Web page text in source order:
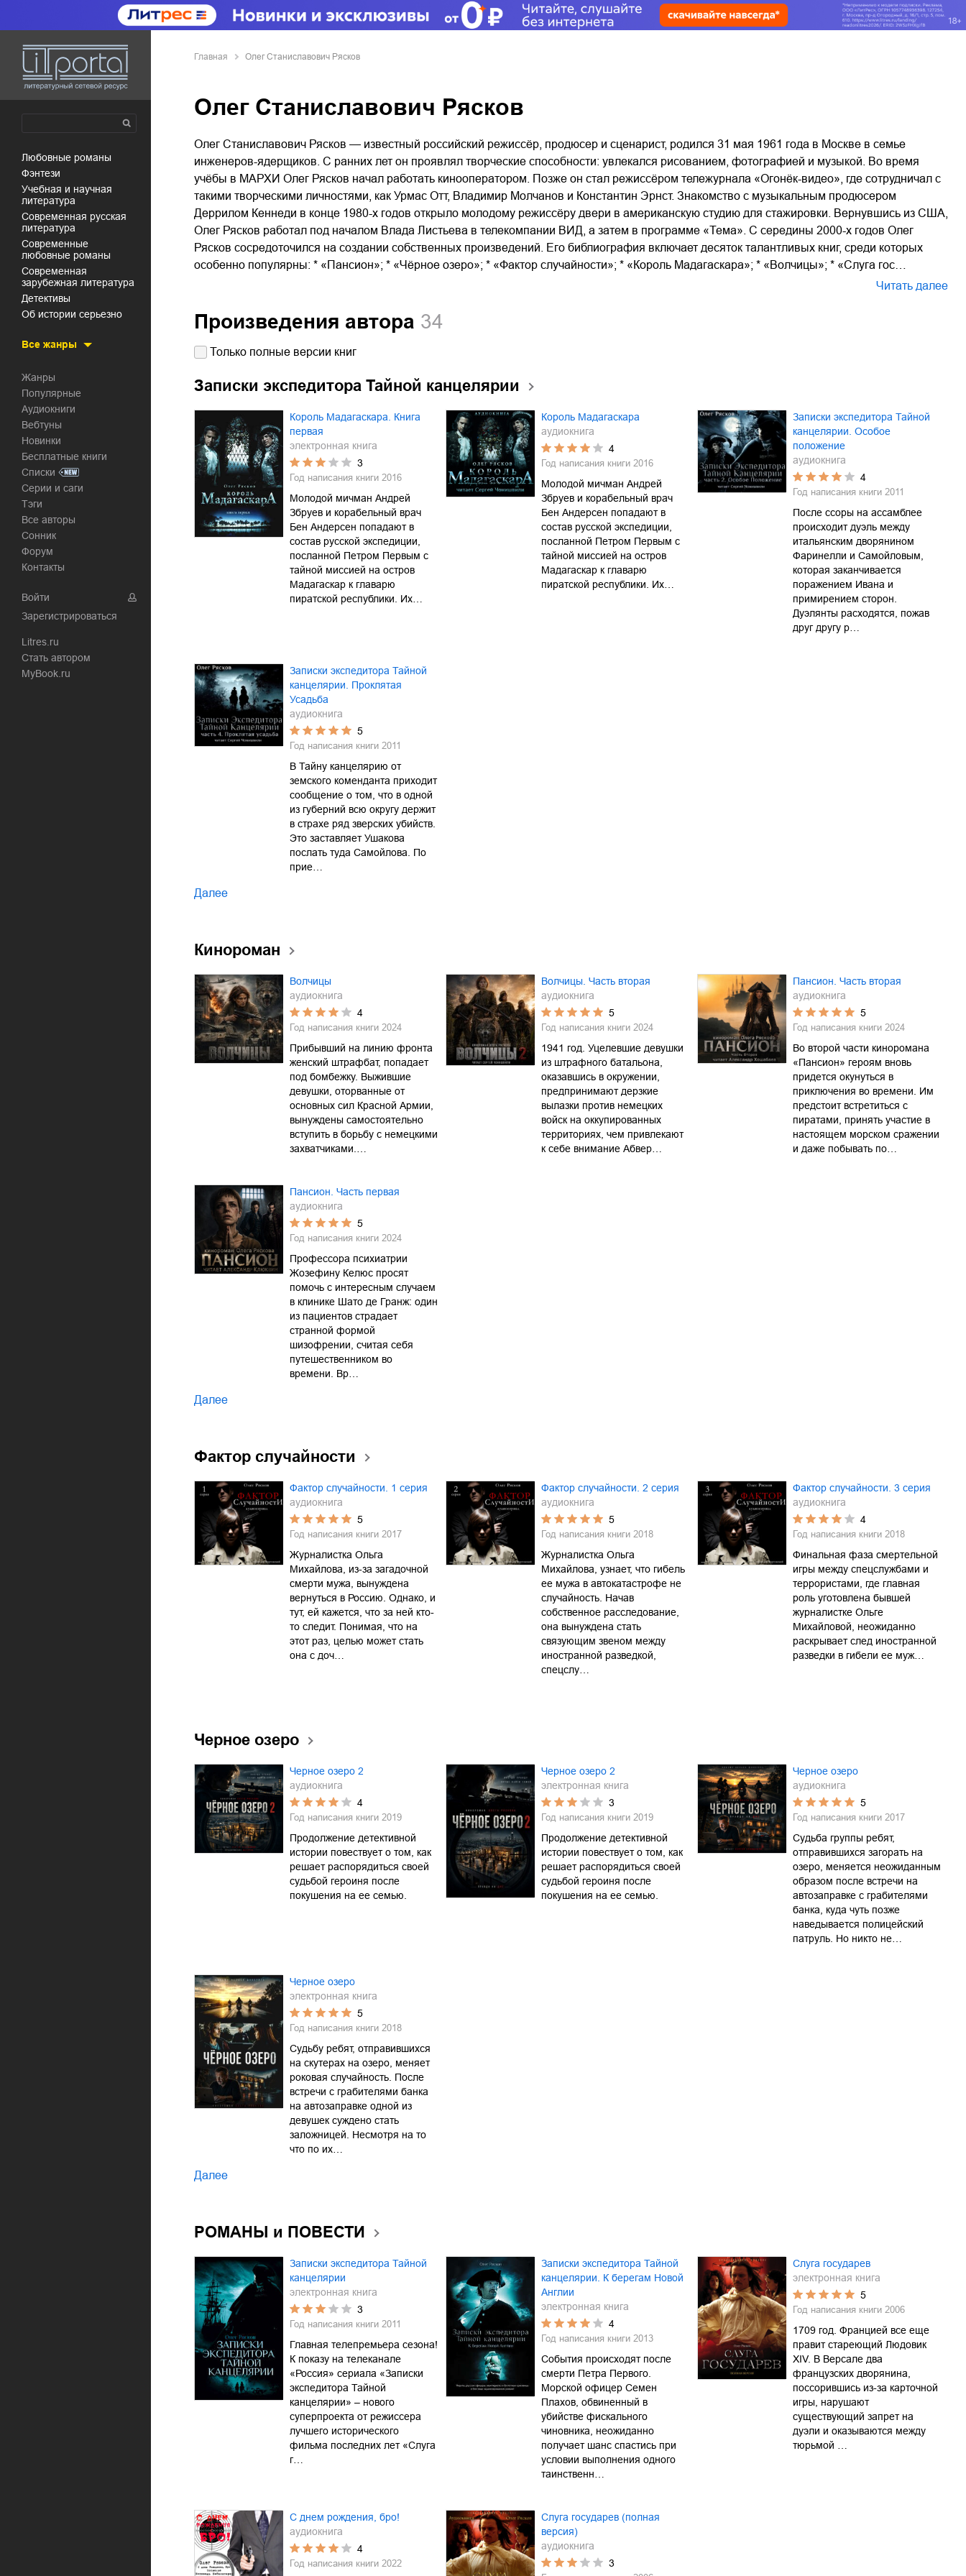
любовные романы
фэнтези
учебная и научная
литература
современная русская
литература
современные
любовные романы
современная
зарубежная литература
детективы
об истории серьезно
Все жанры
Жанры
Популярные
Аудиокниги
Вебтуны
Новинки
Бесплатные книги
Списки
Серии и саги
Тэги
Все авторы
Сонник
Форум
Контакты
Войти
Зарегистрироваться
Litres.ru
Стать автором
MyBook.ru
Главная Олег Станиславович Рясков
Олег Станиславович Рясков
Олег Станиславович Рясков — известный российский режиссёр, продюсер и сценарист, родился 31 мая 1961 года в Москве в семье
инженеров-ядерщиков. С ранних лет он проявлял творческие способности: увлекался рисованием, фотографией и музыкой. Во время
учёбы в МАРХИ Олег Рясков начал работать кинооператором. Позже он стал режиссёром тележурнала «Огонёк-видео», где сотрудничал с
такими творческими личностями, как Урмас Отт, Владимир Молчанов и Константин Эрнст. Знакомство с музыкальным продюсером
Деррилом Кеннеди в конце 1980-х годов открыло молодому режиссёру двери в американскую студию для стажировки. Вернувшись из США,
Олег Рясков работал под началом Влада Листьева в телекомпании ВИД, а затем в программе «Тема». С середины 2000-х годов Олег
Рясков сосредоточился на создании собственных произведений. Его библиография включает десяток талантливых книг, среди которых
особенно популярны: * «Пансион»; * «Чёрное озеро»; * «Фактор случайности»; * «Король Мадагаскара»; * «Волчицы»; * «Слуга гос…
Читать далее
Произведения автора 34
Только полные версии книг
Записки экспедитора Тайной канцелярии
Король Мадагаскара. Книга
первая
электронная книга
3
Год написания книги 2016
Молодой мичман Андрей
Збруев и корабельный врач
Бен Андерсен попадают в
состав русской экспедиции,
посланной Петром Первым с
тайной миссией на остров
Мадагаскар к главарю
пиратской республики. Их…
Король Мадагаскара
аудиокнига
4
Год написания книги 2016
Молодой мичман Андрей
Збруев и корабельный врач
Бен Андерсен попадают в
состав русской экспедиции,
посланной Петром Первым с
тайной миссией на остров
Мадагаскар к главарю
пиратской республики. Их…
Записки экспедитора Тайной
канцелярии. Особое
положение
аудиокнига
4
Год написания книги 2011
После ссоры на ассамблее
происходит дуэль между
итальянским дворянином
Фаринелли и Самойловым,
которая заканчивается
поражением Ивана и
примирением сторон.
Дуэлянты расходятся, пожав
друг другу р…
Записки экспедитора Тайной
канцелярии. Проклятая
Усадьба
аудиокнига
5
Год написания книги 2011
В Тайну канцелярию от
земского коменданта приходит
сообщение о том, что в одной
из губерний всю округу держит
в страхе ряд зверских убийств.
Это заставляет Ушакова
послать туда Самойлова. По
прие…
Далее
Кинороман
Волчицы
аудиокнига
4
Год написания книги 2024
Прибывший на линию фронта
женский штрафбат, попадает
под бомбежку. Выжившие
девушки, оторванные от
основных сил Красной Армии,
вынуждены самостоятельно
вступить в борьбу с немецкими
захватчиками.…
Волчицы. Часть вторая
аудиокнига
5
Год написания книги 2024
1941 год. Уцелевшие девушки
из штрафного батальона,
оказавшись в окружении,
предпринимают дерзкие
вылазки против немецких
войск на оккупированных
территориях, чем привлекают
к себе внимание Абвер…
Пансион. Часть вторая
аудиокнига
5
Год написания книги 2024
Во второй части киноромана
«Пансион» героям вновь
придется окунуться в
приключения во времени. Им
предстоит встретиться с
пиратами, принять участие в
настоящем морском сражении
и даже побывать по…
Пансион. Часть первая
аудиокнига
5
Год написания книги 2024
Профессора психиатрии
Жозефину Келюс просят
помочь с интересным случаем
в клинике Шато де Гранж: один
из пациентов страдает
странной формой
шизофрении, считая себя
путешественником во
времени. Вр…
Далее
Фактор случайности
Фактор случайности. 1 серия
аудиокнига
5
Год написания книги 2017
Журналистка Ольга
Михайлова, из-за загадочной
смерти мужа, вынуждена
вернуться в Россию. Однако, и
тут, ей кажется, что за ней кто-
то следит. Понимая, что на
этот раз, целью может стать
она с доч…
Фактор случайности. 2 серия
аудиокнига
5
Год написания книги 2018
Журналистка Ольга
Михайлова, узнает, что гибель
ее мужа в автокатастрофе не
случайность. Начав
собственное расследование,
она вынуждена стать
связующим звеном между
иностранной разведкой,
спецслу…
Фактор случайности. 3 серия
аудиокнига
4
Год написания книги 2018
Финальная фаза смертельной
игры между спецслужбами и
террористами, где главная
роль уготовлена бывшей
журналистке Ольге
Михайловой, неожиданно
раскрывает след иностранной
разведки в гибели ее муж…
Черное озеро
Черное озеро 2
аудиокнига
4
Год написания книги 2019
Продолжение детективной
истории повествует о том, как
решает распорядиться своей
судьбой героиня после
покушения на ее семью.
Черное озеро 2
электронная книга
3
Год написания книги 2019
Продолжение детективной
истории повествует о том, как
решает распорядиться своей
судьбой героиня после
покушения на ее семью.
Черное озеро
аудиокнига
5
Год написания книги 2017
Судьба группы ребят,
отправившихся загорать на
озеро, меняется неожиданным
образом после встречи на
автозаправке с грабителями
банка, куда чуть позже
наведывается полицейский
патруль. Но никто не…
Черное озеро
электронная книга
5
Год написания книги 2018
Судьбу ребят, отправившихся
на скутерах на озеро, меняет
роковая случайность. После
встречи с грабителями банка
на автозаправке одной из
девушек суждено стать
заложницей. Несмотря на то
что по их…
Далее
РОМАНЫ и ПОВЕСТИ
Записки экспедитора Тайной
канцелярии
электронная книга
3
Год написания книги 2011
Главная телепремьера сезона!
К показу на телеканале
«Россия» сериала «Записки
экспедитора Тайной
канцелярии» – нового
суперпроекта от режиссера
лучшего исторического
фильма последних лет «Слуга
г…
Записки экспедитора Тайной
канцелярии. К берегам Новой
Англии
электронная книга
4
Год написания книги 2013
События происходят после
смерти Петра Первого.
Морской офицер Семен
Плахов, обвиненный в
убийстве фискального
чиновника, неожиданно
получает шанс спастись при
условии выполнения одного
таинственн…
Слуга государев
электронная книга
5
Год написания книги 2006
1709 год. Францией все еще
правит стареющий Людовик
XIV. В Версале два
французских дворянина,
поссорившись из-за карточной
игры, нарушают
существующий запрет на
дуэли и оказываются между
тюрьмой …
С днем рождения, бро!
аудиокнига
4
Год написания книги 2022
Слуга государев (полная
версия)
аудиокнига
3